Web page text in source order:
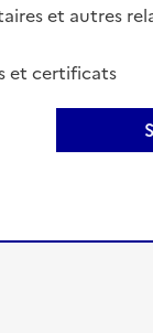
et autres
et certificats